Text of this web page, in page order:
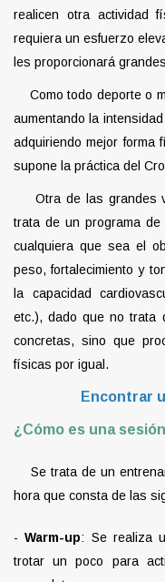
realicen otra actividad
requiera un esfuerzo
les proporcionará
Como todo deporte o
aumentando la
adquiriendo mejor forma
supone la práctica del
Otra de las grandes
trata de un programa
cualquiera que sea el
peso, fortalecimiento y
la capacidad
etc.), dado que no trata
concretas, sino que
físicas por igual.
Encontrar
¿Cómo es una
Se trata de un
hora que consta de las
-Warm-up: Se realiza
trotar un poco para